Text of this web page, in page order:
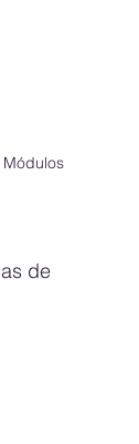
de